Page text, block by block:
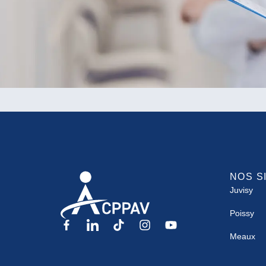
NOS
Juvisy
Poissy
Meaux